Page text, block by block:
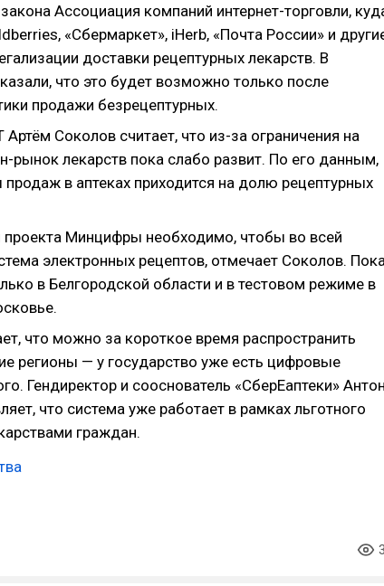
Ассоциация компаний интернет-торговли,
«Сбермаркет», iHerb, «Почта России» и
доставки рецептурных лекарств. В
что это будет возможно только после
продажи безрецептурных.
Соколов считает, что из-за ограничения на
рынок лекарств пока слабо развит. По его данным,
в аптеках приходится на долю рецептурных
проекта Минцифры необходимо, чтобы во всей
электронных рецептов, отмечает Соколов.
в Белгородской области и в тестовом режиме в
что можно за короткое время распространить
регионы — у государство уже есть цифровые
Гендиректор и сооснователь «СберЕаптеки»
что система уже работает в рамках льготного
граждан.